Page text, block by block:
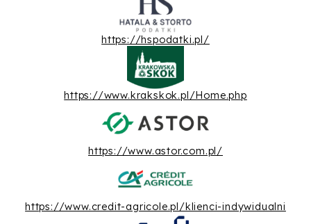
https://hspodatki.pl/
https://www.krakskok.pl/Home.php
https://www.astor.com.pl/
https://www.credit-agricole.pl/klienci-indywidualni